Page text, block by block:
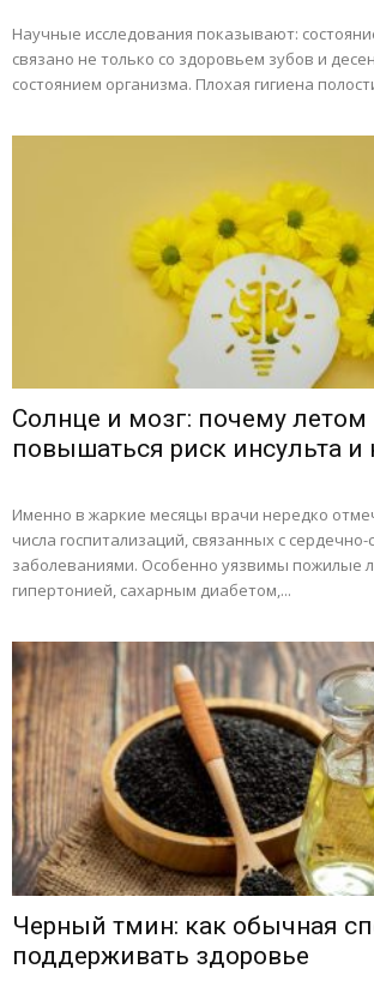
Научные исследования показывают:
связано не только со здоровьем зубов и
состоянием организма. Плохая гигиена
Солнце и мозг: почему
повышаться риск инсульта и
Именно в жаркие месяцы врачи нередко
числа госпитализаций, связанных с
заболеваниями. Особенно уязвимы пожилые
гипертонией, сахарным диабетом,...
Черный тмин: как обычная
поддерживать здоровье